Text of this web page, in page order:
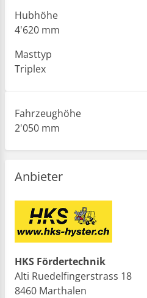
Hubhöhe
4'620 mm
Masttyp
Triplex
Fahrzeughöhe
2'050 mm
Anbieter
HKS Fördertechnik
Alti Ruedelfingerstrass 18
8460 Marthalen